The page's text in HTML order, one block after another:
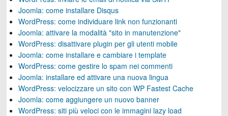
Joomla: come installare Disqus
WordPress: come individuare link non funzionanti
Joomla: attivare la modalità "sito in manutenzione"
WordPress: disattivare plugin per gli utenti mobile
Joomla: come installare e cambiare i template
WordPress: come gestire lo spam nei commenti
Joomla: installare ed attivare una nuova lingua
WordPress: velocizzare un sito con WP Fastest Cache
Joomla: come aggiungere un nuovo banner
WordPress: siti più veloci con le immagini lazy load